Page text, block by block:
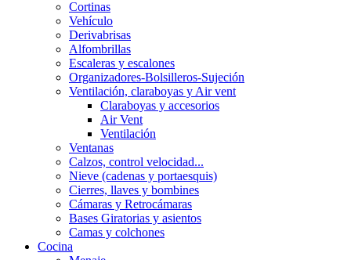
Cortinas
Vehículo
Derivabrisas
Alfombrillas
Escaleras y escalones
Organizadores-Bolsilleros-Sujeción
Ventilación, claraboyas y Air vent
Claraboyas y accesorios
Air Vent
Ventilación
Ventanas
Calzos, control velocidad...
Nieve (cadenas y portaesquis)
Cierres, llaves y bombines
Cámaras y Retrocámaras
Bases Giratorias y asientos
Camas y colchones
Cocina